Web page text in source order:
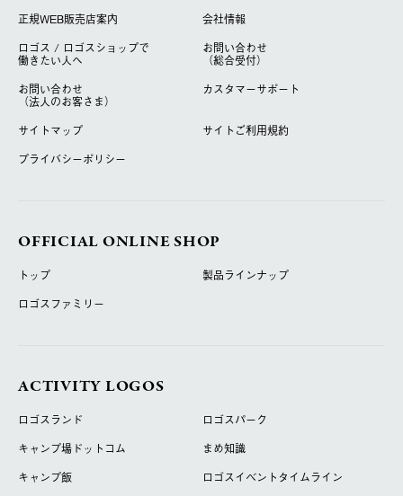
正規WEB販売店案内
会社情報
ロゴス / ロゴスショップで
働きたい人へ
お問い合わせ
（総合受付）
お問い合わせ
（法人のお客さま）
カスタマーサポート
サイトマップ
サイトご利用規約
プライバシーポリシー
OFFICIAL ONLINE SHOP
トップ
製品ラインナップ
ロゴスファミリー
ACTIVITY LOGOS
ロゴスランド
ロゴスパーク
キャンプ場ドットコム
まめ知識
キャンプ飯
ロゴスイベントタイムライン